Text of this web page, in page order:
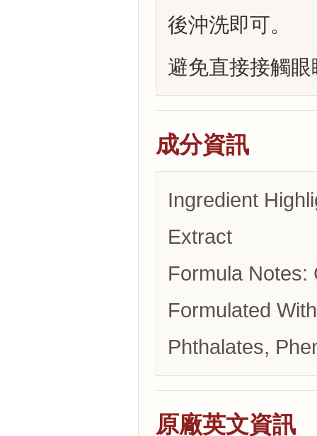
後沖洗即可。
避免直接接觸
成分資訊
Ingredient
Extract
Formula Notes:
Formulated
Phthalates,
原廠英文資訊